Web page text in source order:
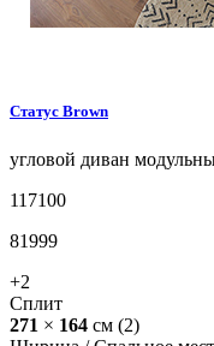
Статус Brown
угловой диван
117100
81999
+2
Сплит
271 × 164 см (2)